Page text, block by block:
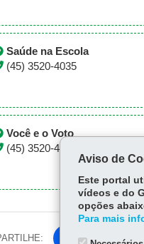
Saúde na Escola
(45) 3520-4035
Você e o Voto
(45) 3520-4005
Fa
Aviso de
Este portal
vídeos e do
opções
Para mais